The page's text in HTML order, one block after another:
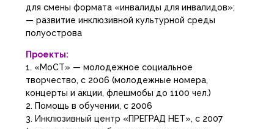
для смены формата «инвалиды для инвалидов»;
— развитие инклюзивной культурной среды
полуострова
Проекты:
1. «МоСТ» — молодежное социальное
творчество, с 2006 (молодежные номера,
концерты и акции, флешмобы до 1100 чел.)
2. Помощь в обучении, с 2006
3. Инклюзивный центр «ПРЕГРАД НЕТ», с 2007